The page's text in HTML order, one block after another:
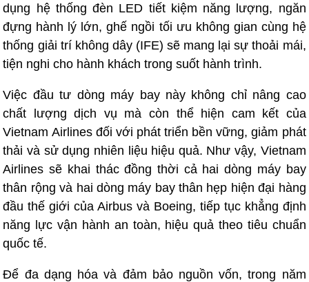
dụng hệ thống đèn LED tiết kiệm năng lượng, ngăn
đựng hành lý lớn, ghế ngồi tối ưu không gian cùng hệ
thống giải trí không dây (IFE) sẽ mang lại sự thoải mái,
tiện nghi cho hành khách trong suốt hành trình.
Việc đầu tư dòng máy bay này không chỉ nâng cao
chất lượng dịch vụ mà còn thể hiện cam kết của
Vietnam Airlines đối với phát triển bền vững, giảm phát
thải và sử dụng nhiên liệu hiệu quả. Như vậy, Vietnam
Airlines sẽ khai thác đồng thời cả hai dòng máy bay
thân rộng và hai dòng máy bay thân hẹp hiện đại hàng
đầu thế giới của Airbus và Boeing, tiếp tục khẳng định
năng lực vận hành an toàn, hiệu quả theo tiêu chuẩn
quốc tế.
Để đa dạng hóa và đảm bảo nguồn vốn, trong năm